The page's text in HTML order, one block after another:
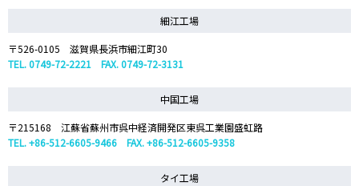
細江工場
〒526-0105 滋賀県長浜市細江町30
TEL. 0749-72-2221 FAX. 0749-72-3131
中国工場
〒215168 江蘇省蘇州市呉中経済開発区東呉工業園盛虹路
TEL. +86-512-6605-9466 FAX. +86-512-6605-9358
タイ工場